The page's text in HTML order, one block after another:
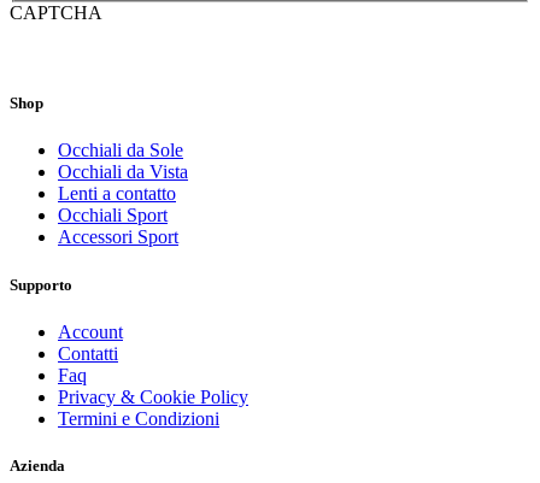
CAPTCHA
Shop
Occhiali da Sole
Occhiali da Vista
Lenti a contatto
Occhiali Sport
Accessori Sport
Supporto
Account
Contatti
Faq
Privacy & Cookie Policy
Termini e Condizioni
Azienda